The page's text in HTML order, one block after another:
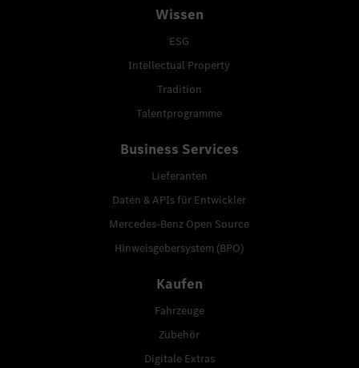
Wissen
ESG
Intellectual Property
Tradition
Talentprogramme
Business Services
Lieferanten
Daten & APIs für Entwickler
Mercedes-Benz Open Source
Hinweisgebersystem (BPO)
Kaufen
Fahrzeuge
Zubehör
Digitale Extras